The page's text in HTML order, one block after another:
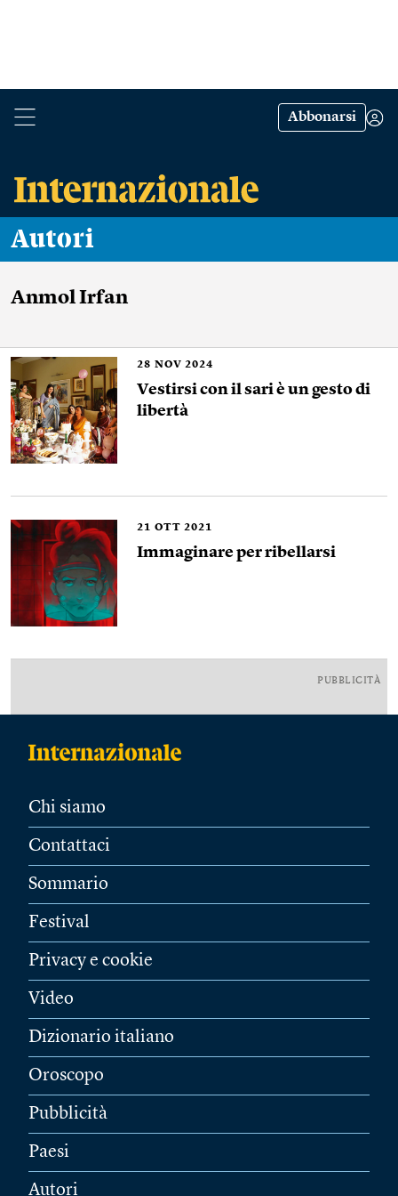
Abbonarsi
Autori
Anmol Irfan
28 NOV 2024
Vestirsi con il sari è un gesto di
libertà
21 OTT 2021
Immaginare per ribellarsi
PUBBLICITÀ
Chi siamo
Contattaci
Sommario
Festival
Privacy e cookie
Video
Dizionario italiano
Oroscopo
Pubblicità
Paesi
Autori